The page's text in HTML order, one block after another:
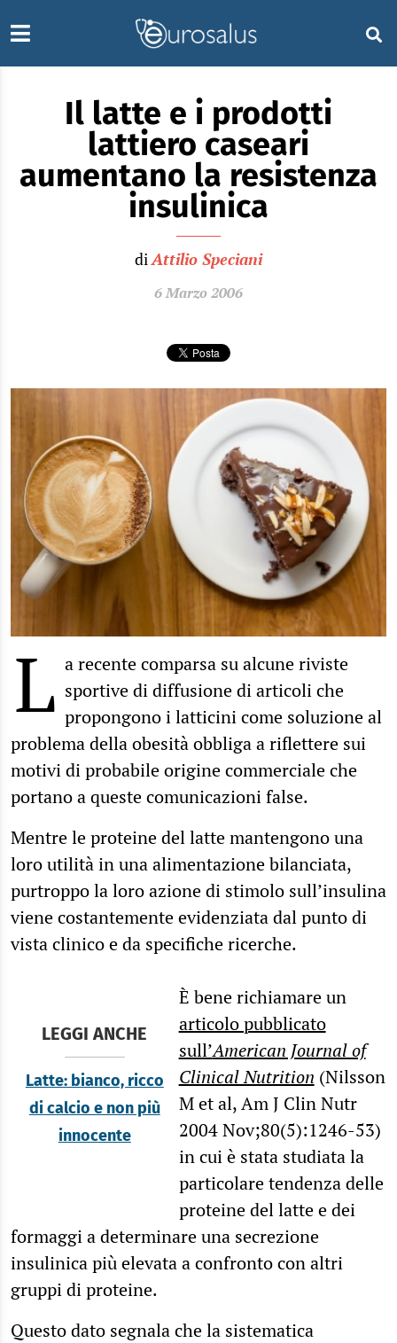
Il latte e i prodotti
lattiero caseari
aumentano la resistenza
insulinica
diAttilio Speciani
6 Marzo 2006
L a recente comparsa su alcune riviste
sportive di diffusione di articoli che
propongono i latticini come soluzione al
problema della obesità obbliga a riflettere sui
motivi di probabile origine commerciale che
portano a queste comunicazioni false.
Mentre le proteine del latte mantengono una
loro utilità in una alimentazione bilanciata,
purtroppo la loro azione di stimolo sull’insulina
viene costantemente evidenziata dal punto di
vista clinico e da specifiche ricerche.
LEGGI ANCHE
Latte: bianco, ricco
di calcio e non più
innocente
È bene richiamare un
articolo pubblicato
sull’American Journal of
Clinical Nutrition (Nilsson
M et al, Am J Clin Nutr
2004 Nov;80(5):1246-53)
in cui è stata studiata la
particolare tendenza delle
proteine del latte e dei
formaggi a determinare una secrezione
insulinica più elevata a confronto con altri
gruppi di proteine.
Questo dato segnala che la sistematica